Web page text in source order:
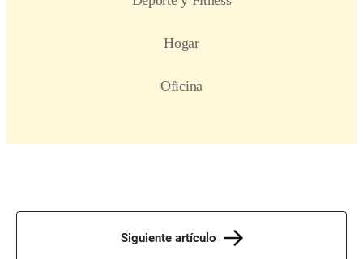
Siguiente artículo